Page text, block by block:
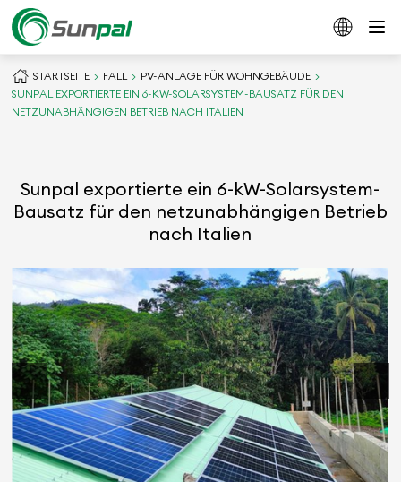
STARTSEITE FALL
PV-ANLAGE FÜR WOHNGEBÄUDE
SUNPAL EXPORTIERTE EIN 6-KW-SOLARSYSTEM-BAUSATZ FÜR DEN
NETZUNABHÄNGIGEN BETRIEB NACH ITALIEN
Sunpal exportierte ein 6-kW-Solarsystem-
Bausatz für den netzunabhängigen Betrieb
nach Italien